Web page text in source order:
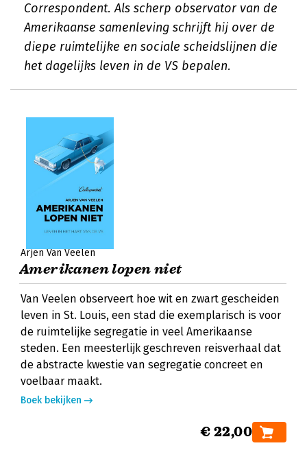
Correspondent. Als scherp observator van de
Amerikaanse samenleving schrijft hij over de
diepe ruimtelijke en sociale scheidslijnen die
het dagelijks leven in de VS bepalen.
Arjen Van Veelen
Amerikanen lopen niet
Van Veelen observeert hoe wit en zwart gescheiden
leven in St. Louis, een stad die exemplarisch is voor
de ruimtelijke segregatie in veel Amerikaanse
steden. Een meesterlijk geschreven reisverhaal dat
de abstracte kwestie van segregatie concreet en
voelbaar maakt.
Boek bekijken
€ 22,00